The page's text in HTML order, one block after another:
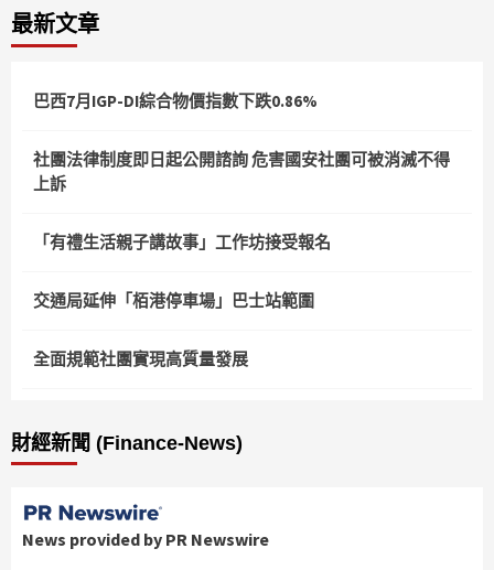
最新文章
巴西7月IGP-DI綜合物價指數下跌0.86%
社團法律制度即日起公開諮詢 危害國安社團可被消滅不得
上訴
「有禮生活親子講故事」工作坊接受報名
交通局延伸「栢港停車場」巴士站範圍
全面規範社團實現高質量發展
財經新聞 (Finance-News)
News provided by PR Newswire